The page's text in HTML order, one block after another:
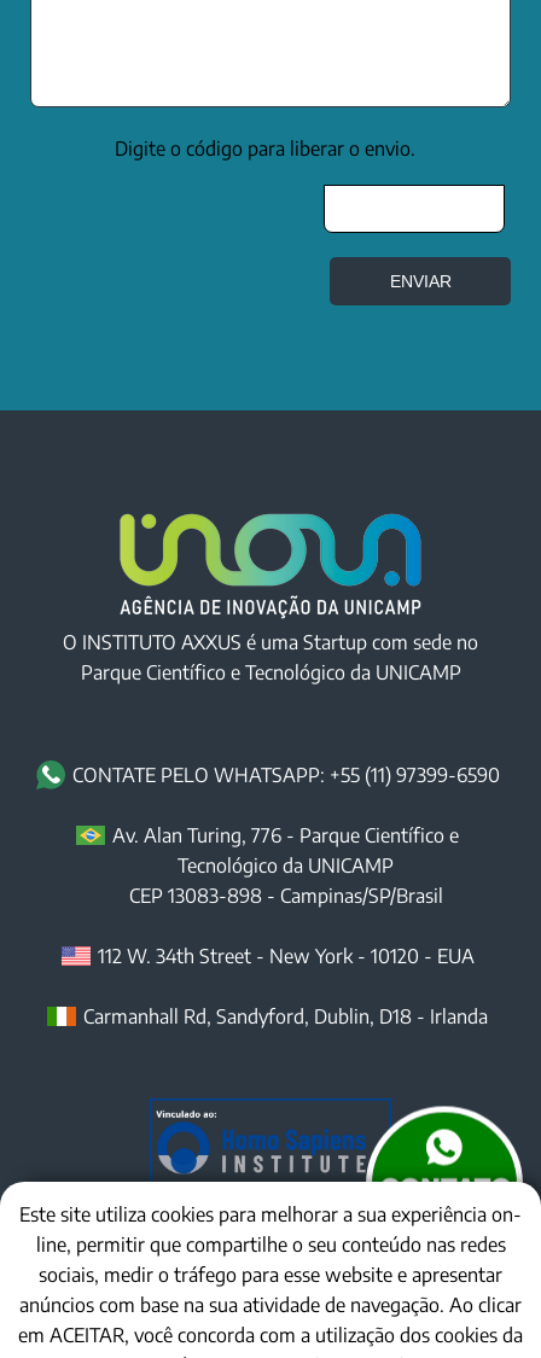
Digite o código para liberar o envio.
ENVIAR
O INSTITUTO AXXUS é uma Startup com sede no
Parque Científico e Tecnológico da UNICAMP
CONTATE PELO WHATSAPP: +55 (11) 97399-6590
Av. Alan Turing, 776 - Parque Científico e
Tecnológico da UNICAMP
CEP 13083-898- Campinas/SP/Brasil
112 W. 34th Street- New York- 10120 - EUA
Carmanhall Rd, Sandyford, Dublin, D18 - Irlanda
Este site utiliza cookies para melhorar a sua experiência on-
line, permitir que compartilhe o seu conteúdo nas redes
sociais, medir o tráfego para esse website e apresentar
anúncios com base na sua atividade de navegação. Ao clicar
em ACEITAR, você concorda com a utilização dos cookies da